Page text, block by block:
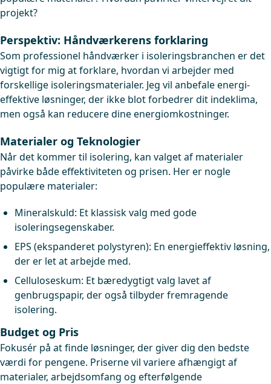
projekt?
Perspektiv: Håndværkerens forklaring
Som professionel håndværker i isoleringsbranchen er det
vigtigt for mig at forklare, hvordan vi arbejder med
forskellige isoleringsmaterialer. Jeg vil anbefale energi-
effektive løsninger, der ikke blot forbedrer dit indeklima,
men også kan reducere dine energiomkostninger.
Materialer og Teknologier
Når det kommer til isolering, kan valget af materialer
påvirke både effektiviteten og prisen. Her er nogle
populære materialer:
Mineralskuld: Et klassisk valg med gode
isoleringsegenskaber.
EPS (ekspanderet polystyren): En energieffektiv løsning,
der er let at arbejde med.
Celluloseskum: Et bæredygtigt valg lavet af
genbrugspapir, der også tilbyder fremragende
isolering.
Budget og Pris
Fokusér på at finde løsninger, der giver dig den bedste
værdi for pengene. Priserne vil variere afhængigt af
materialer, arbejdsomfang og efterfølgende